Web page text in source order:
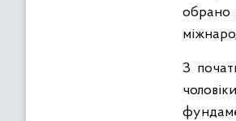
обрано
З